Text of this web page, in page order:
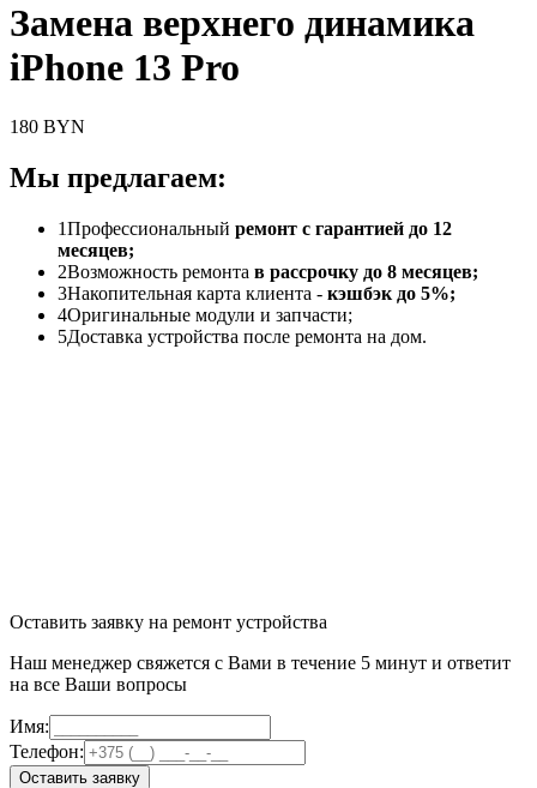
Замена верхнего динамика
iPhone 13 Pro
180 BYN
Мы предлагаем:
1Профессиональный ремонт с гарантией до 12
месяцев;
2Возможность ремонта в рассрочку до 8 месяцев;
3Накопительная карта клиента - кэшбэк до 5%;
4Оригинальные модули и запчасти;
5Доставка устройства после ремонта на дом.
Оставить заявку на ремонт устройства
Наш менеджер свяжется с Вами в течение 5 минут и ответит
на все Ваши вопросы
Имя:
Телефон:
Оставить заявку